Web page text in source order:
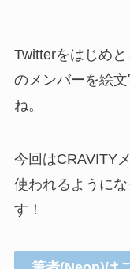
Twitterをはじめ
のメンバーを絵
ね。
今回はCRAVITY
使われるように
す！